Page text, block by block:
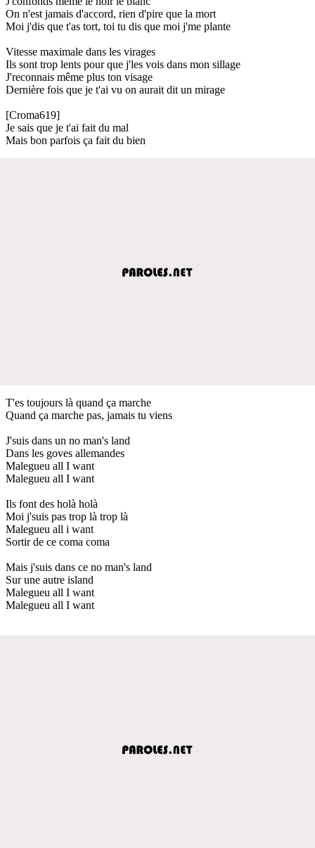
On n'est jamais d'accord, rien d'pire que la mort
Moi j'dis que t'as tort, toi tu dis que moi j'me plante
Vitesse maximale dans les virages
Ils sont trop lents pour que j'les vois dans mon sillage
J'reconnais même plus ton visage
Dernière fois que je t'ai vu on aurait dit un mirage
[Croma619]
Je sais que je t'ai fait du mal
Mais bon parfois ça fait du bien
T'es toujours là quand ça marche
Quand ça marche pas, jamais tu viens
J'suis dans un no man's land
Dans les goves allemandes
Malegueu all I want
Malegueu all I want
Ils font des holà holà
Moi j'suis pas trop là trop là
Malegueu all i want
Sortir de ce coma coma
Mais j'suis dans ce no man's land
Sur une autre island
Malegueu all I want
Malegueu all I want